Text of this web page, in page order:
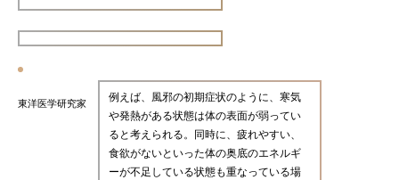
東洋医学研究家
例えば、風邪の初期症状のように、寒気
や発熱がある状態は体の表面が弱ってい
ると考えられる。同時に、疲れやすい、
食欲がないといった体の奥底のエネルギ
ーが不足している状態も重なっている場